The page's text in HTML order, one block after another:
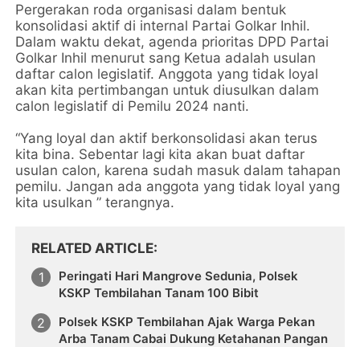
Pergerakan roda organisasi dalam bentuk
konsolidasi aktif di internal Partai Golkar Inhil.
Dalam waktu dekat, agenda prioritas DPD Partai
Golkar Inhil menurut sang Ketua adalah usulan
daftar calon legislatif. Anggota yang tidak loyal
akan kita pertimbangan untuk diusulkan dalam
calon legislatif di Pemilu 2024 nanti.
“Yang loyal dan aktif berkonsolidasi akan terus
kita bina. Sebentar lagi kita akan buat daftar
usulan calon, karena sudah masuk dalam tahapan
pemilu. Jangan ada anggota yang tidak loyal yang
kita usulkan ” terangnya.
RELATED ARTICLE
Peringati Hari Mangrove Sedunia, Polsek
KSKP Tembilahan Tanam 100 Bibit
Polsek KSKP Tembilahan Ajak Warga Pekan
Arba Tanam Cabai Dukung Ketahanan Pangan